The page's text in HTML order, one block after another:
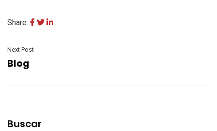
Share:
Next Post
Blog
Buscar